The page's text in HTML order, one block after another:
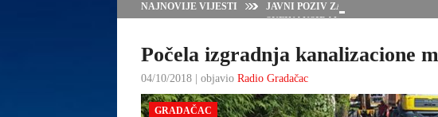
NAJNOVIJE VIJESTI
JAVNI POZIV ZA PODNOŠENJE
SUFINANSIRANJE TROŠKOVA
Počela izgradnja kanalizacione
04/10/2018 | objavio Radio Gradačac
GRADAČAC